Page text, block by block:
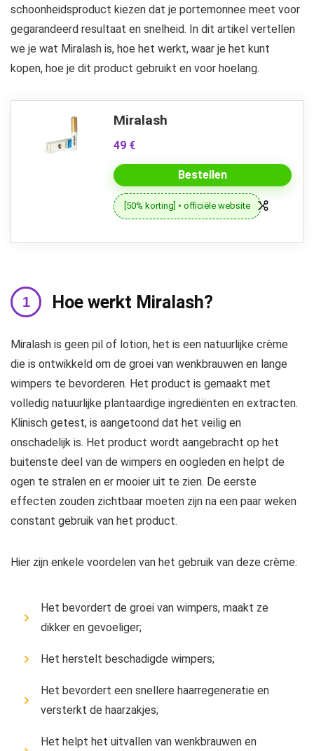
schoonheidsproduct kiezen dat je portemonnee meet voor
gegarandeerd resultaat en snelheid. In dit artikel vertellen
we je wat Miralash is, hoe het werkt, waar je het kunt
kopen, hoe je dit product gebruikt en voor hoelang.
Miralash
49 €
Bestellen
[50% korting] • officiële website
Hoe werkt Miralash?
Miralash is geen pil of lotion, het is een natuurlijke crème
die is ontwikkeld om de groei van wenkbrauwen en lange
wimpers te bevorderen. Het product is gemaakt met
volledig natuurlijke plantaardige ingrediënten en extracten.
Klinisch getest, is aangetoond dat het veilig en
onschadelijk is. Het product wordt aangebracht op het
buitenste deel van de wimpers en oogleden en helpt de
ogen te stralen en er mooier uit te zien. De eerste
effecten zouden zichtbaar moeten zijn na een paar weken
constant gebruik van het product.
Hier zijn enkele voordelen van het gebruik van deze crème:
Het bevordert de groei van wimpers, maakt ze
dikker en gevoeliger;
Het herstelt beschadigde wimpers;
Het bevordert een snellere haarregeneratie en
versterkt de haarzakjes;
Het helpt het uitvallen van wenkbrauwen en